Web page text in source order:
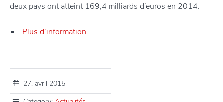
deux pays ont atteint 169,4 milliards d’euros en 2014.
Plus d’information
27. avril 2015